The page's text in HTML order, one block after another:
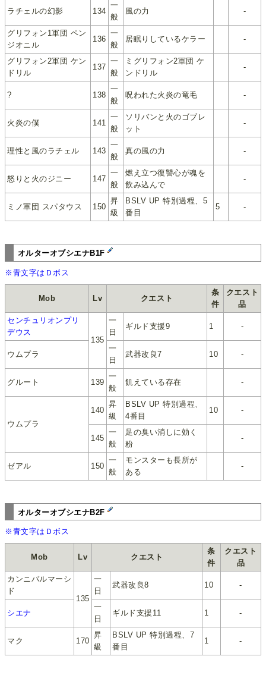
ラチェルの幻影 134
一
般
風の力 -
グリフォン1軍団 ペン
ジオニル
136
一
般
居眠りしているケラー -
グリフォン2軍団 ケン
ドリル
137
一
般
ミグリフォン2軍団 ケ
ンドリル
-
? 138
一
般
呪われた火炎の竜毛 -
火炎の僕 141
一
般
ソリバンと火のゴブレ
ット
-
理性と風のラチェル 143
一
般
真の風の力 -
怒りと火のジニー 147
一
般
燃え立つ復讐心が魂を
飲み込んで
-
ミノ軍団 スパタウス 150
昇
級
BSLV UP 特別過程、5
番目
5 -
オルターオブシエナB1F
※青文字はＤボス
Mob Lv クエスト
条
件
クエスト
品
センチュリオンプリ
デウス
135
一
日
ギルド支援9 1 -
ウムプラ
一
日
武器改良7 10 -
グルート 139
一
般
飢えている存在 -
ウムプラ
140
昇
級
BSLV UP 特別過程、
4番目
10 -
145
一
般
足の臭い消しに効く
粉
-
ゼアル 150
一
般
モンスターも長所が
ある
-
オルターオブシエナB2F
※青文字はＤボス
Mob Lv クエスト
条
件
クエスト
品
カンニバルマーシ
ド
135
一
日
武器改良8 10 -
シエナ
一
日
ギルド支援11 1 -
マク 170
昇
級
BSLV UP 特別過程、7
番目
1 -